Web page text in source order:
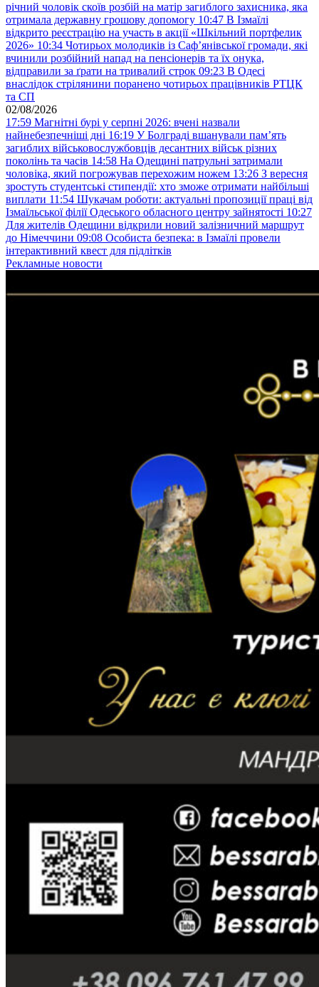
річний чоловік скоїв розбій на матір загиблого захисника, яка
отримала державну грошову допомогу 10:47 В Ізмаїлі
відкрито реєстрацію на участь в акції «Шкільний портфелик
2026» 10:34 Чотирьох молодиків із Саф’янівської громади, які
вчинили розбійний напад на пенсіонерів та їх онука,
відправили за ґрати на тривалий строк 09:23 В Одесі
внаслідок стрілянини поранено чотирьох працівників РТЦК
та СП
02/08/2026
17:59 Магнітні бурі у серпні 2026: вчені назвали
найнебезпечніші дні 16:19 У Болграді вшанували пам’ять
загиблих військовослужбовців десантних військ різних
поколінь та часів 14:58 На Одещині патрульні затримали
чоловіка, який погрожував перехожим ножем 13:26 З вересня
зростуть студентські стипендії: хто зможе отримати найбільші
виплати 11:54 Шукачам роботи: актуальні пропозиції праці від
Ізмаїльської філії Одеського обласного центру зайнятості 10:27
Для жителів Одещини відкрили новий залізничний маршрут
до Німеччини 09:08 Особиста безпека: в Ізмаїлі провели
інтерактивний квест для підлітків
Рекламные новости